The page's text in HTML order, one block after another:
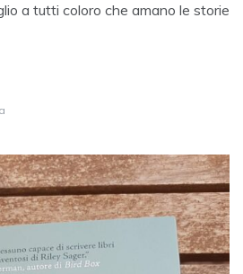
a tutti coloro che amano le storie